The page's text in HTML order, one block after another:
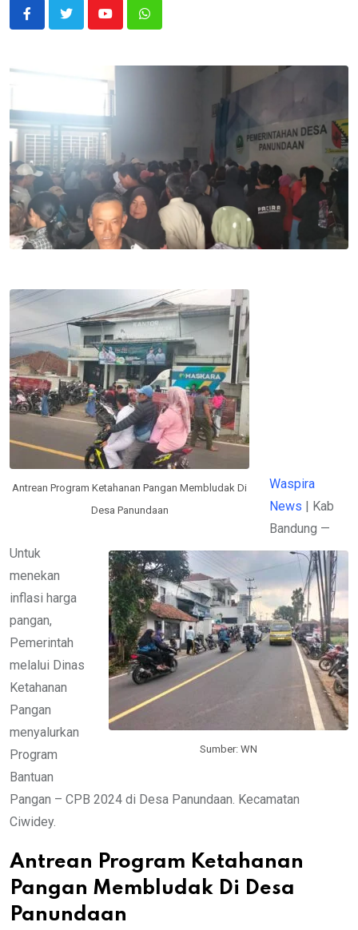
YoutubeWhatsapp
Antrean Program Ketahanan Pangan Membludak Di
Desa Panundaan
Sumber: WN
Waspira
News | Kab
Bandung —
Untuk
menekan
inflasi harga
pangan,
Pemerintah
melalui Dinas
Ketahanan
Pangan
menyalurkan
Program
Bantuan
Pangan – CPB 2024 di Desa Panundaan. Kecamatan
Ciwidey.
Antrean Program Ketahanan
Pangan Membludak Di Desa
Panundaan